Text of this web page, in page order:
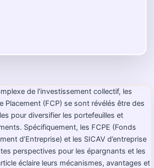
de l’investissement collectif, les
Placement (FCP) se sont révélés être des
pour diversifier les portefeuilles et
Spécifiquement, les FCPE (Fonds
d’Entreprise) et les SICAV d’entreprise
perspectives pour les épargnants et les
éclaire leurs mécanismes, avantages et